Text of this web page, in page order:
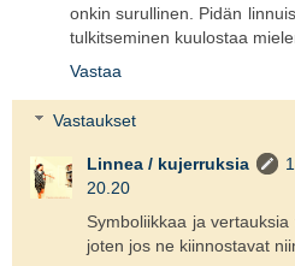
onkin surullinen. Pidän
tulkitseminen kuulostaa
Vastaa
Vastaukset
Linnea / kujerruksia
20.20
Symboliikkaa ja
joten jos ne kiinnostavat